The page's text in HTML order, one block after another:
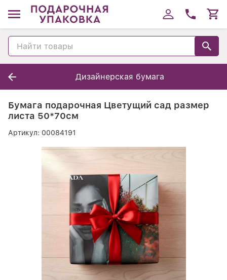
Дизайнерская бумага
Бумага подарочная Цветущий сад размер
листа 50*70см
Артикул: 00084191